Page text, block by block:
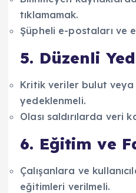
tıklamamak.
Şüpheli e-postaları ve
5. Düzenli
Kritik veriler bulut
yedeklenmeli.
Olası saldırılarda veri
6. Eğitim ve
Çalışanlara ve
eğitimleri verilmeli.